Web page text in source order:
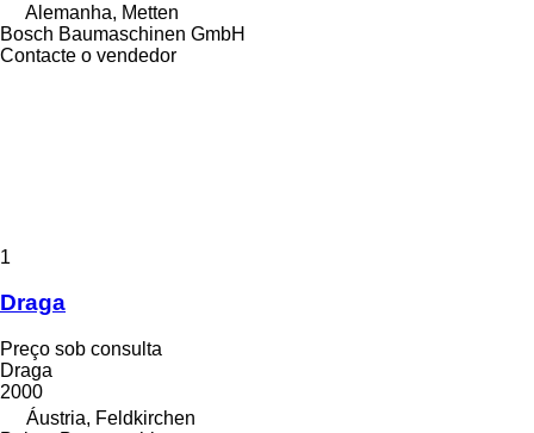
Alemanha, Metten
Bosch Baumaschinen GmbH
Contacte o vendedor
1
Draga
Preço sob consulta
Draga
2000
Áustria, Feldkirchen